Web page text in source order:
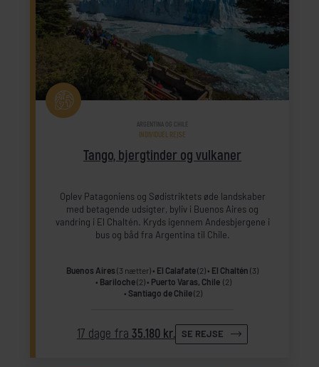
Tango, bjergtinder og vulkaner
ARGENTINA OG CHILE
INDIVIDUEL REJSE
Oplev Patagoniens og Sødistriktets øde landskaber
med betagende udsigter, byliv i Buenos Aires og
vandring i El Chaltén. Kryds igennem Andesbjergene i
bus og båd fra Argentina til Chile.
Buenos Aires (3 nætter) El Calafate(2) El Chaltén (3)
Bariloche(2) Puerto Varas, Chile (2)
Santiago de Chile(2)
17 dage fra 35.180 kr. SE REJSE